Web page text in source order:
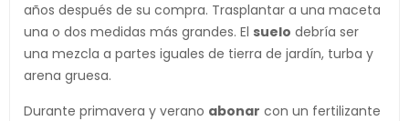
años después de su compra. Trasplantar a una maceta
una o dos medidas más grandes. El suelo debría ser
una mezcla a partes iguales de tierra de jardín, turba y
arena gruesa.
Durante primavera y verano abonar con un fertilizante